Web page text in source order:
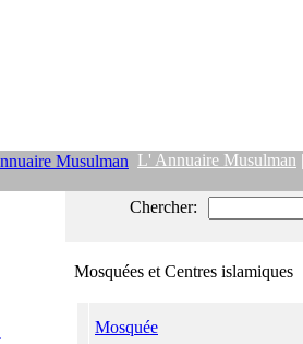
L' Annuaire Musulman
Chercher:
Mosquées et Centres islamiques
Mosquée